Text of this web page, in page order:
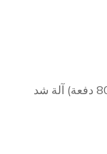
(1) مجموعة كاملة من المعدات: 630 (أو 800 دفعة) آلة شد